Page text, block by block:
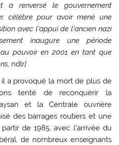
a renversé le gouvernement
célèbre pour avoir mené une
avec l’appui de l’ancien nazi
inaugure une période
au pouvoir en 2001 en tant que
ndlr]
a provoqué la mort de plus de
tenté de reconquérir la
et la Centrale ouvrière
des barrages routiers et une
de 1985, avec l’arrivée du
de nombreux enseignants